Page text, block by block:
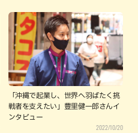
「沖縄で起業し、世界へ羽ばたく挑
戦者を支えたい」豊里健一郎さんイ
ンタビュー
2022/10/20